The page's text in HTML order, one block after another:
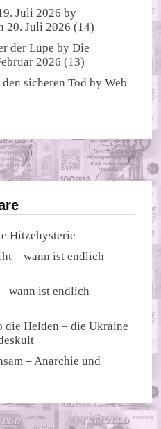
Juli 2026 by
20. Juli 2026 (14)
der Lupe byDie
2026 (13)
sicheren Tod byWeb
Hitzehysterie
– wann ist endlich
wann ist endlich
die Helden – die Ukraine
– Anarchie und